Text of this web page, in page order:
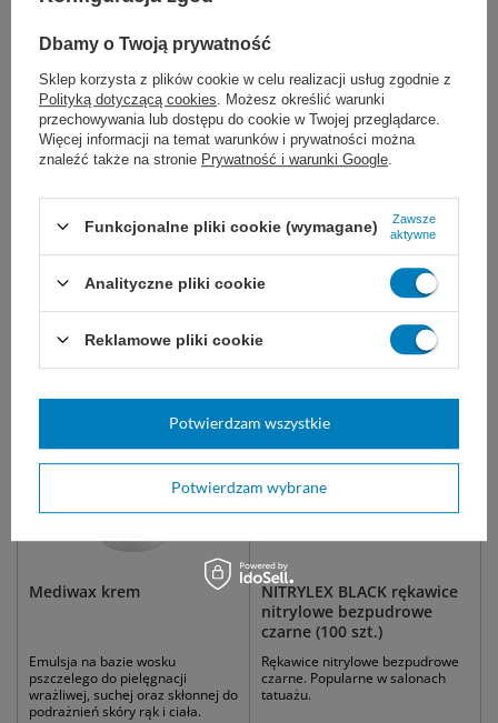
Marka Mercator Medical
REF RD30019004
Kolor rękawic
Niebieskie
Jałowość
Zobacz podobne:
Mediwax krem
Emulsja na bazie wosku
pszczelego do pielęgnacji
wrażliwej, suchej oraz skłonnej do
podrażnień skóry rąk i ciała.
NITRYLEX BLACK rękawice
nitrylowe bezpudrowe
czarne (100 szt.)
Rękawice nitrylowe bezpudrowe
czarne. Popularne w salonach
tatuażu.
Dbamy o Twoją prywatność
Sklep korzysta z plików cookie w celu realizacji usług zgodnie z
Polityką dotyczącą cookies . Możesz określić warunki
przechowywania lub dostępu do cookie w Twojej przeglądarce.
Więcej informacji na temat warunków i prywatności można
znaleźć także na stronie Prywatność i warunki Google
Funkcjonalne pliki cookie (wymagane)
Zawsze
aktywne
Analityczne pliki cookie
Reklamowe pliki cookie
Potwierdzam wybrane
Potwierdzam wszystkie